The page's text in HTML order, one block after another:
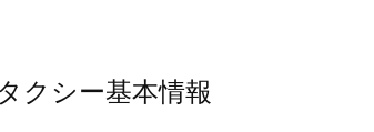
クシー基本情報